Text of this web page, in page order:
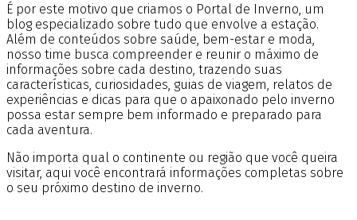
É por este motivo que criamos o Portal de Inverno, um
blog especializado sobre tudo que envolve a estação.
Além de conteúdos sobre saúde, bem-estar e moda,
nosso time busca compreender e reunir o máximo de
informações sobre cada destino, trazendo suas
características, curiosidades, guias de viagem, relatos de
experiências e dicas para que o apaixonado pelo inverno
possa estar sempre bem informado e preparado para
cada aventura.
Não importa qual o continente ou região que você queira
visitar, aqui você encontrará informações completas sobre
o seu próximo destino de inverno.